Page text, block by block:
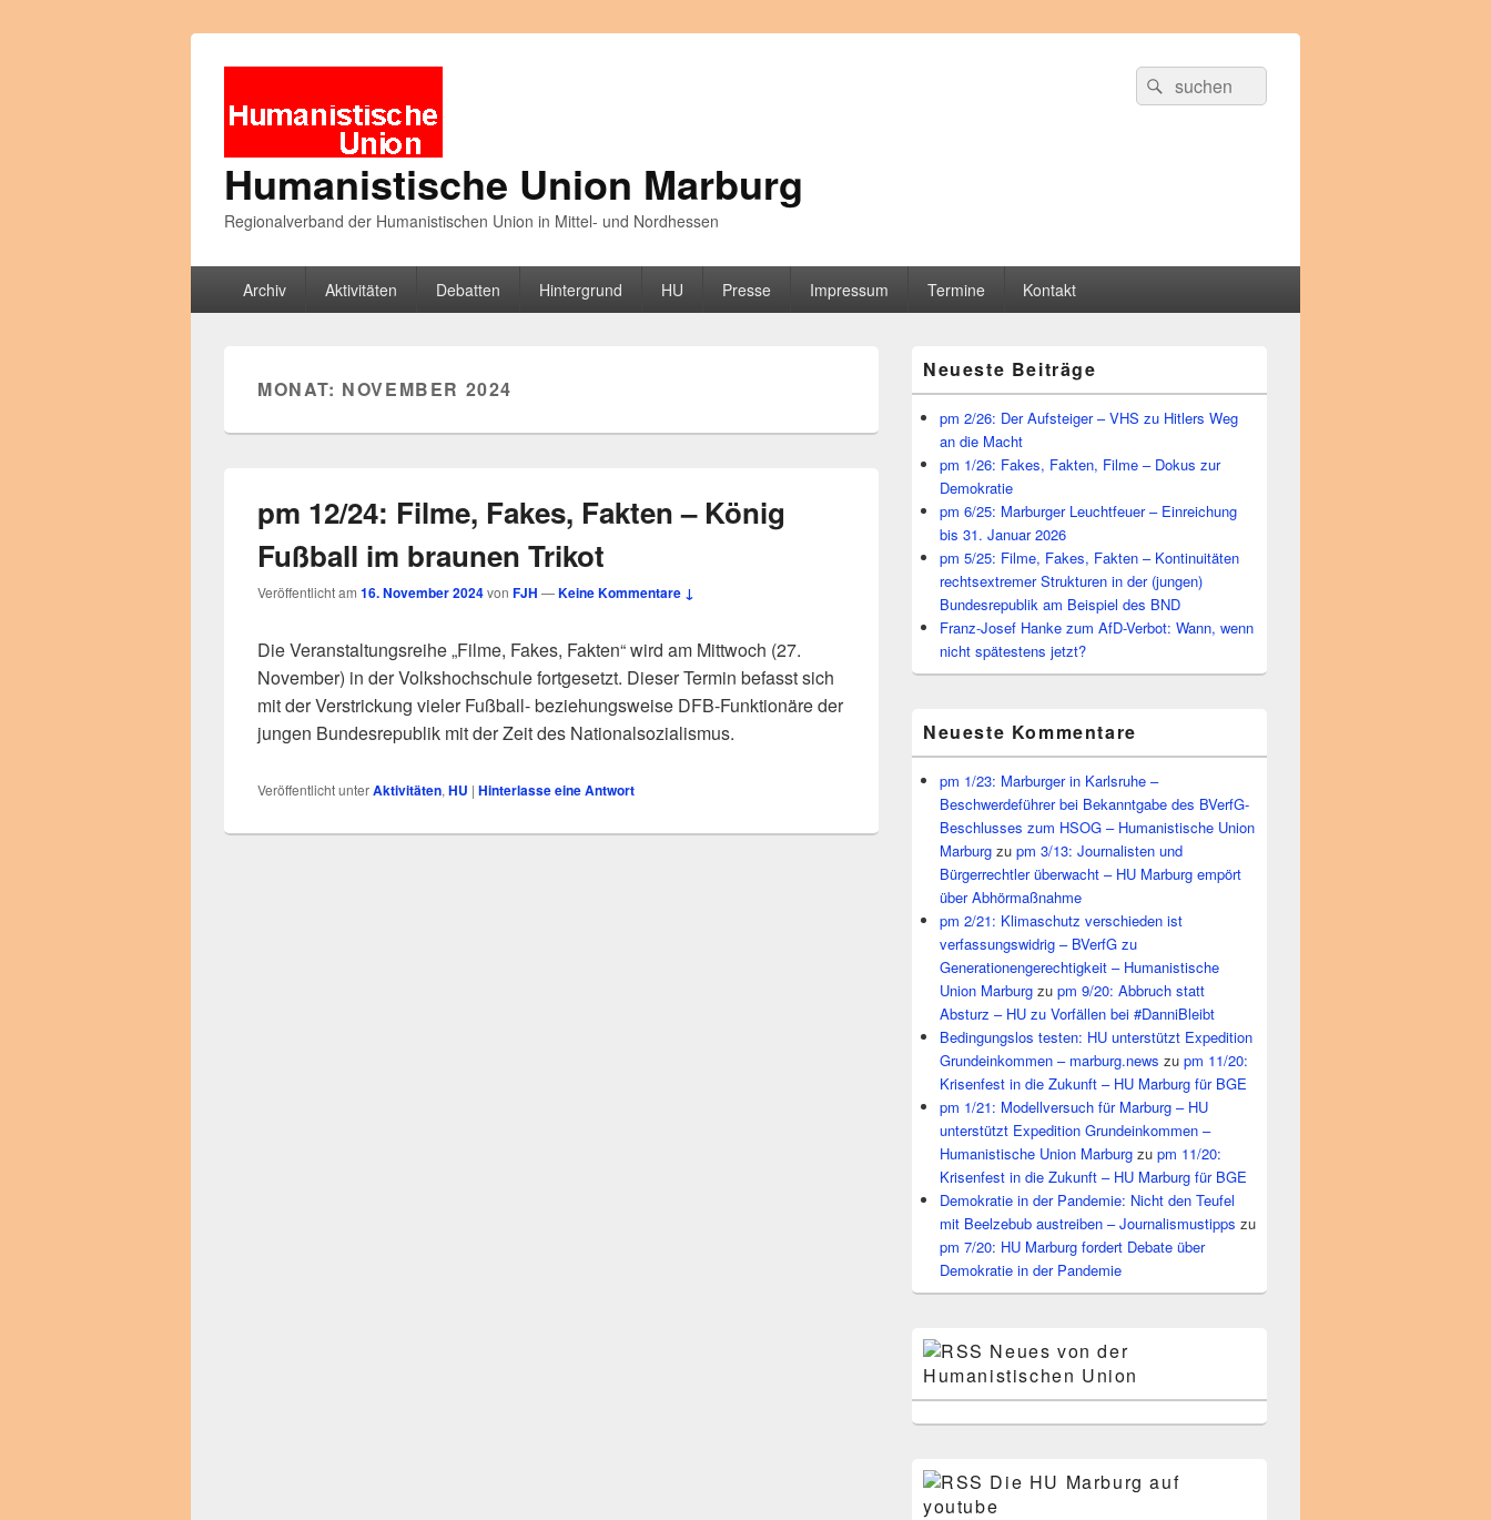
Humanistische Union Marburg
Regionalverband der Humanistischen Union in Mittel- und Nordhessen
Suche
nach:
Suchen
Archiv Aktivitäten Debatten Hintergrund HU Presse Impressum Termine Kontakt
MONAT: NOVEMBER 2024
pm 12/24: Filme, Fakes, Fakten – König
Fußball im braunen Trikot
Veröffentlicht am 16. November 2024von FJH —Keine Kommentare ↓
Die Veranstaltungsreihe „Filme, Fakes, Fakten“ wird am Mittwoch (27.
November) in der Volkshochschule fortgesetzt. Dieser Termin befasst sich
mit der Verstrickung vieler Fußball- beziehungsweise DFB-Funktionäre der
jungen Bundesrepublik mit der Zeit des Nationalsozialismus.
Veröffentlicht unterAktivitäten, HU | Hinterlasse eine Antwort
Seitenleisten
Widget-
Bereich
Neueste Beiträge
pm 2/26: Der Aufsteiger – VHS zu Hitlers Weg
an die Macht
pm 1/26: Fakes, Fakten, Filme – Dokus zur
Demokratie
pm 6/25: Marburger Leuchtfeuer – Einreichung
bis 31. Januar 2026
pm 5/25: Filme, Fakes, Fakten – Kontinuitäten
rechtsextremer Strukturen in der (jungen)
Bundesrepublik am Beispiel des BND
Franz-Josef Hanke zum AfD-Verbot: Wann, wenn
nicht spätestens jetzt?
Neueste Kommentare
pm 1/23: Marburger in Karlsruhe –
Beschwerdeführer bei Bekanntgabe des BVerfG-
Beschlusses zum HSOG – Humanistische Union
Marburg zu pm 3/13: Journalisten und
Bürgerrechtler überwacht – HU Marburg empört
über Abhörmaßnahme
pm 2/21: Klimaschutz verschieden ist
verfassungswidrig – BVerfG zu
Generationengerechtigkeit – Humanistische
Union Marburg zu pm 9/20: Abbruch statt
Absturz – HU zu Vorfällen bei #DanniBleibt
Bedingungslos testen: HU unterstützt Expedition
Grundeinkommen – marburg.news zu pm 11/20:
Krisenfest in die Zukunft – HU Marburg für BGE
pm 1/21: Modellversuch für Marburg – HU
unterstützt Expedition Grundeinkommen –
Humanistische Union Marburg zu pm 11/20:
Krisenfest in die Zukunft – HU Marburg für BGE
Demokratie in der Pandemie: Nicht den Teufel
mit Beelzebub austreiben – Journalismustipps zu
pm 7/20: HU Marburg fordert Debate über
Demokratie in der Pandemie
Neues von der
Humanistischen Union
Die HU Marburg auf
youtube